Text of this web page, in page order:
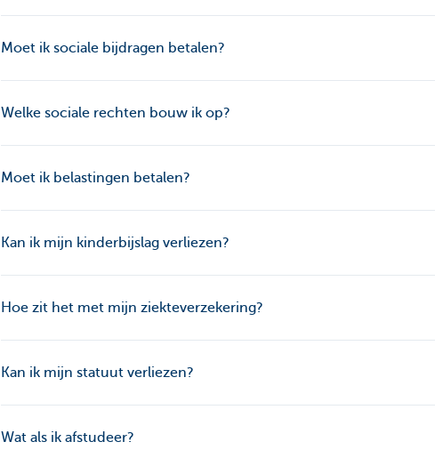
Moet ik sociale bijdragen betalen?
Welke sociale rechten bouw ik op?
Moet ik belastingen betalen?
Kan ik mijn kinderbijslag verliezen?
Hoe zit het met mijn ziekteverzekering?
Kan ik mijn statuut verliezen?
Wat als ik afstudeer?